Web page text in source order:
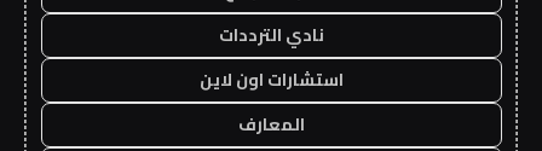
نادي الترددات
استشارات اون لاين
المعارف